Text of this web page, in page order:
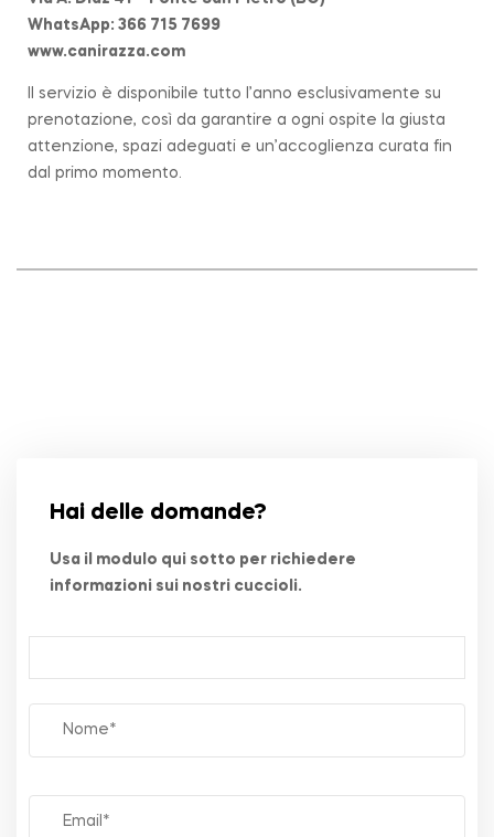
WhatsApp: 366 715 7699
www.canirazza.com
Il servizio è disponibile tutto l’anno esclusivamente su
prenotazione, così da garantire a ogni ospite la giusta
attenzione, spazi adeguati e un’accoglienza curata fin
dal primo momento.
Hai delle domande?
Usa il modulo qui sotto per richiedere
informazioni sui nostri cuccioli.